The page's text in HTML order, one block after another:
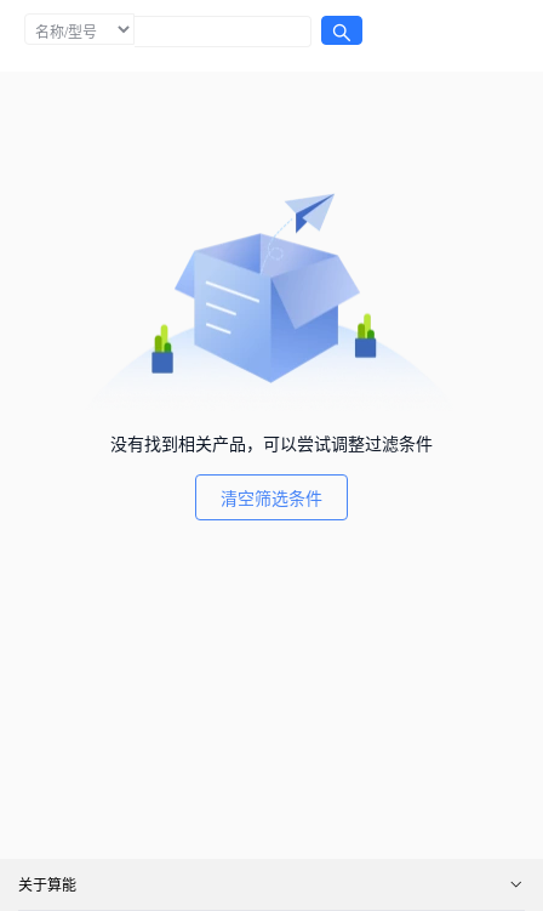
没有找到相关产品，可以尝试调整过滤条件
清空筛选条件
关于算能